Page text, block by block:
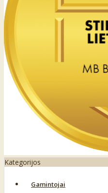
Kategorijos
Gamintojai